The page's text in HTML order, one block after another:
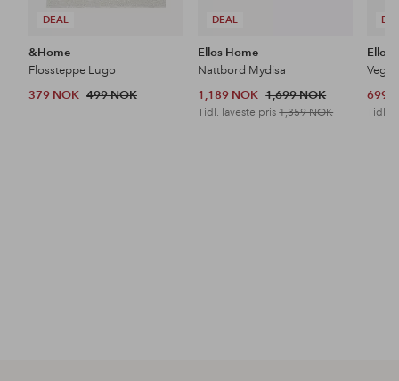
DEAL
&Home
Flossteppe Lugo
379 NOK 499 NOK
DEAL
Ellos Home
Nattbord Mydisa
1,189 NOK 1,699 NOK
Tidl. laveste pris1,359 NOK
Ellos
699
Tidl.